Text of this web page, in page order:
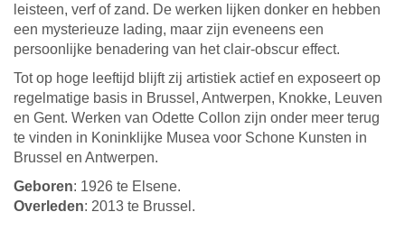
leisteen, verf of zand. De werken lijken donker en hebben
een mysterieuze lading, maar zijn eveneens een
persoonlijke benadering van het clair-obscur effect.
Tot op hoge leeftijd blijft zij artistiek actief en exposeert op
regelmatige basis in Brussel, Antwerpen, Knokke, Leuven
en Gent. Werken van Odette Collon zijn onder meer terug
te vinden in Koninklijke Musea voor Schone Kunsten in
Brussel en Antwerpen.
Geboren: 1926 te Elsene.
Overleden: 2013 te Brussel.